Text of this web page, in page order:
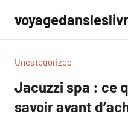
contenu
Uncategorized
Jacuzzi spa : ce
savoir avant